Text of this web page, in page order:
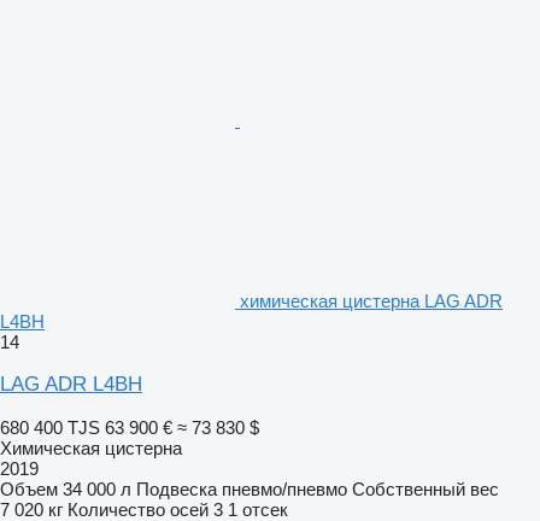
химическая цистерна LAG ADR
L4BH
14
LAG ADR L4BH
680 400 TJS 63 900 € ≈ 73 830 $
Химическая цистерна
2019
Объем 34 000 л Подвеска пневмо/пневмо Собственный вес
7 020 кг Количество осей 3 1 отсек